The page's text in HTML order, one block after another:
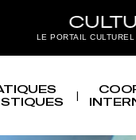
LE PORTAIL